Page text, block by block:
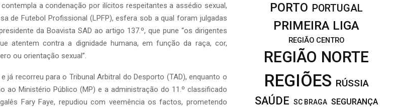
a condenação por ilícitos respeitantes a assédio sexual,
de Futebol Profissional (LPFP), esfera sob a qual foram julgadas
da Boavista SAD ao artigo 137.º, que pune “os dirigentes
atentem contra a dignidade humana, em função da raça, cor,
ou orientação sexual”.
já recorreu para o Tribunal Arbitral do Desporto (TAD), enquanto o
ao Ministério Público (MP) e a administração do 11.º classificado
Fary Faye, repudiou com veemência os factos, prometendo
PORTO PORTUGAL
PRIMEIRA LIGA
REGIÃO CENTRO
REGIÃO NORTE
REGIÕES RÚSSIA
SAÚDE SC BRAGA SEGURANÇA